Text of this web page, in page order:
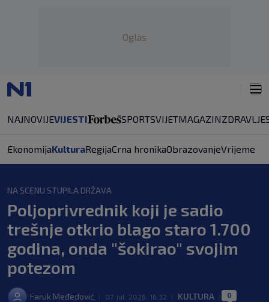
Oglas
NAJNOVIJEVIJESTI SPORTSVIJETMAGAZINZDRAVLJE
EkonomijaKulturaRegijaCrna hronikaObrazovanjeVrijeme
NA SCENU STUPILA DRŽAVA
Poljoprivrednik koji je sadio
trešnje otkrio blago staro 1.700
godina, onda "šokirao" svojim
potezom
Faruk Međedović 07. jul. 2026. 16:32 KULTURA 0